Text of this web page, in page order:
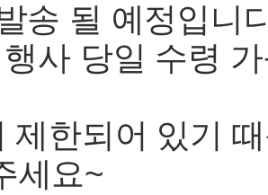
송 될 예정입니
사 당일 수령
제한되어 있기
세요~